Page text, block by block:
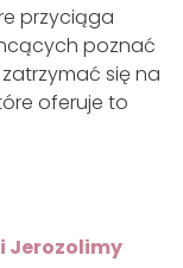
przyciąga
poznać
się na
oferuje to
Jerozolimy